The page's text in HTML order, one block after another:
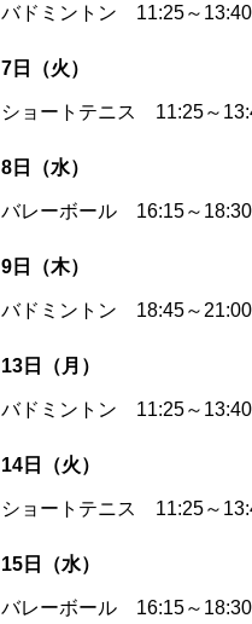
バドミントン 11:25～
7日（火）
ショートテニス 11:25～
8日（水）
バレーボール 16:15～
9日（木）
バドミントン 18:45～
13日（月）
バドミントン 11:25～
14日（火）
ショートテニス 11:25～
15日（水）
バレーボール 16:15～